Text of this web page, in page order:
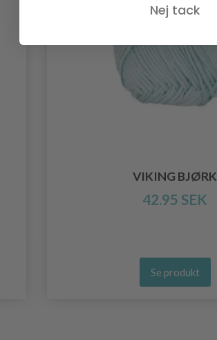
VIKING BJØRK
42.95 SEK
Se produkt
Nej tack